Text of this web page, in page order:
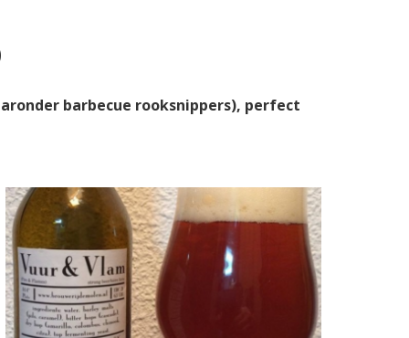
barbecue rooksnippers), perfect